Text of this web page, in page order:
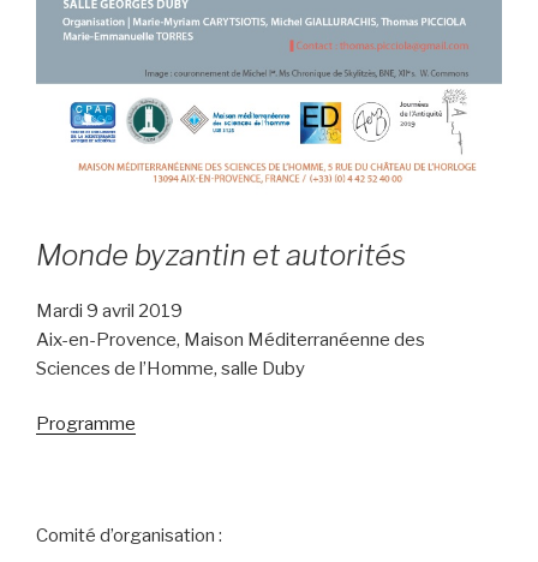
Monde byzantin et autorités
Mardi 9 avril 2019
Aix-en-Provence, Maison Méditerranéenne des
Sciences de l’Homme, salle Duby
Programme
Comité d’organisation :